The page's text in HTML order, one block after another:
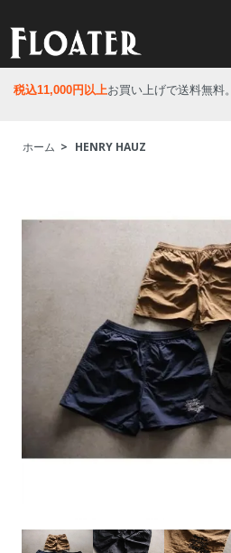
税込11,000円以上お買い上げで送料無料。
ホーム > HENRY HAUZ